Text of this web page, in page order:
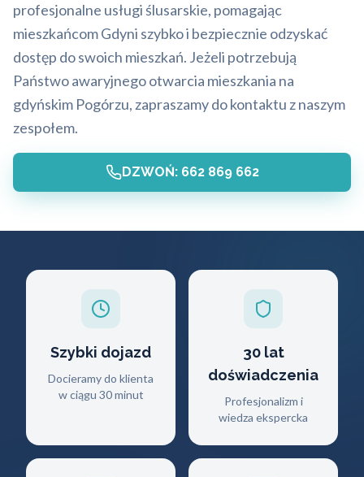
profesjonalne usługi ślusarskie, pomagając
mieszkańcom Gdyni szybko i bezpiecznie odzyskać
dostęp do swoich mieszkań. Jeżeli potrzebują
Państwo awaryjnego otwarcia mieszkania na
gdyńskim Pogórzu, zapraszamy do kontaktu z naszym
zespołem.
DZWOŃ: 662 869 662
Szybki dojazd
Docieramy do klienta
w ciągu 30 minut
30 lat
doświadczenia
Profesjonalizm i
wiedza ekspercka